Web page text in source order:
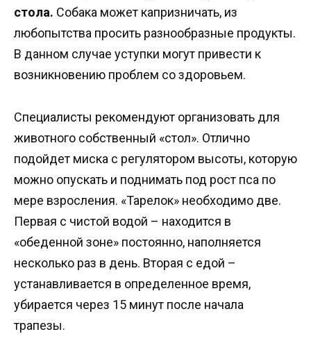
стола. Собака может капризничать, из
любопытства просить разнообразные продукты.
В данном случае уступки могут привести к
возникновению проблем со здоровьем.
Специалисты рекомендуют организовать для
животного собственный «стол». Отлично
подойдет миска с регулятором высоты, которую
можно опускать и поднимать под рост пса по
мере взросления. «Тарелок» необходимо две.
Первая с чистой водой – находится в
«обеденной зоне» постоянно, наполняется
несколько раз в день. Вторая с едой –
устанавливается в определенное время,
убирается через 15 минут после начала
трапезы.